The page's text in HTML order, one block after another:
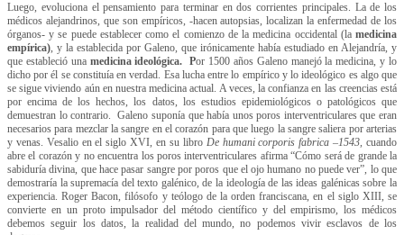
Luego, evoluciona el pensamiento para terminar en dos corrientes principales. La de los
médicos alejandrinos, que son empíricos, -hacen autopsias, localizan la enfermedad de los
órganos- y se puede establecer como el comienzo de la medicina occidental (la medicina
empírica), y la establecida por Galeno, que irónicamente había estudiado en Alejandría, y
que estableció una medicina ideológica. Por 1500 años Galeno manejó la medicina, y lo
dicho por él se constituía en verdad. Esa lucha entre lo empírico y lo ideológico es algo que
se sigue viviendo aún en nuestra medicina actual. A veces, la confianza en las creencias está
por encima de los hechos, los datos, los estudios epidemiológicos o patológicos que
demuestran lo contrario. Galeno suponía que había unos poros interventriculares que eran
necesarios para mezclar la sangre en el corazón para que luego la sangre saliera por arterias
y venas. Vesalio en el siglo XVI, en su libro De humani corporis fabrica –1543, cuando
abre el corazón y no encuentra los poros interventriculares afirma “Cómo será de grande la
sabiduría divina, que hace pasar sangre por poros que el ojo humano no puede ver”, lo que
demostraría la supremacía del texto galénico, de la ideología de las ideas galénicas sobre la
experiencia. Roger Bacon, filósofo y teólogo de la orden franciscana, en el siglo XIII, se
convierte en un proto impulsador del método científico y del empirismo, los médicos
debemos seguir los datos, la realidad del mundo, no podemos vivir esclavos de los